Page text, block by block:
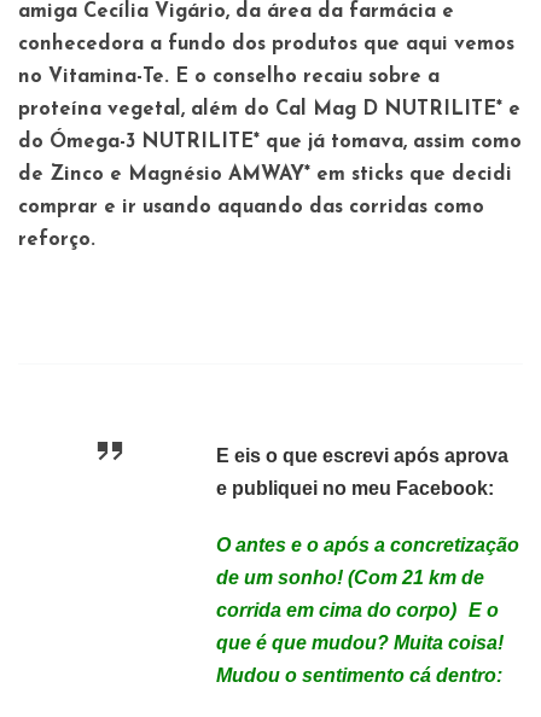
amiga Cecília Vigário, da área da farmácia e
conhecedora a fundo dos produtos que aqui vemos
no Vitamina-Te. E o conselho recaiu sobre a
proteína vegetal, além do Cal Mag D NUTRILITE* e
do Ómega-3 NUTRILITE* que já tomava, assim como
de Zinco e Magnésio AMWAY* em sticks que decidi
comprar e ir usando aquando das corridas como
reforço.
E eis o que escrevi após aprova
e publiquei no meu Facebook:
O antes e o após a concretização
de um sonho! (Com 21 km de
corrida em cima do corpo) E o
que é que mudou? Muita coisa!
Mudou o sentimento cá dentro: